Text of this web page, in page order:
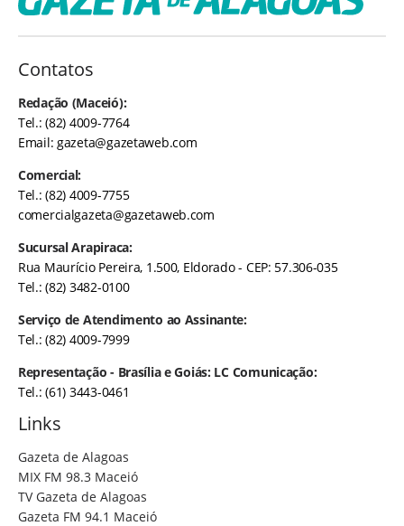
Contatos
Redação (Maceió):
Tel.: (82) 4009-7764
Email:gazeta@gazetaweb.com
Comercial:
Tel.: (82) 4009-7755
comercialgazeta@gazetaweb.com
Sucursal Arapiraca:
Rua Maurício Pereira, 1.500, Eldorado - CEP: 57.306-035
Tel.: (82) 3482-0100
Serviço de Atendimento ao Assinante:
Tel.: (82) 4009-7999
Representação - Brasília e Goiás: LC Comunicação:
Tel.: (61) 3443-0461
Links
Gazeta de Alagoas
MIX FM 98.3 Maceió
TV Gazeta de Alagoas
Gazeta FM 94.1 Maceió